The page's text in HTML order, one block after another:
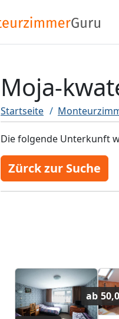
Moja-
Startseite
Die folgende Unterkunft
Zürck zur Suche
ab